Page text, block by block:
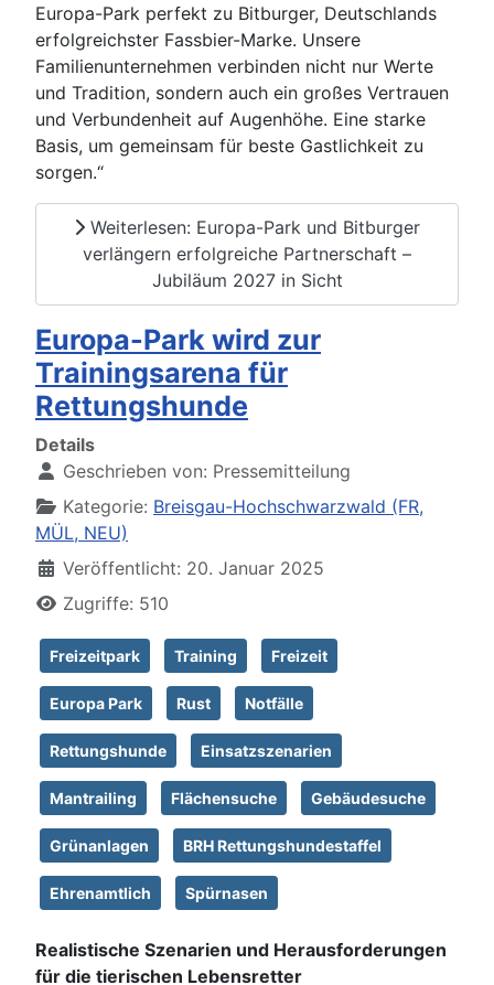
Europa-Park perfekt zu Bitburger, Deutschlands
erfolgreichster Fassbier-Marke. Unsere
Familienunternehmen verbinden nicht nur Werte
und Tradition, sondern auch ein großes Vertrauen
und Verbundenheit auf Augenhöhe. Eine starke
Basis, um gemeinsam für beste Gastlichkeit zu
sorgen.“
Weiterlesen: Europa-Park und Bitburger
verlängern erfolgreiche Partnerschaft –
Jubiläum 2027 in Sicht
Europa-Park wird zur
Trainingsarena für
Rettungshunde
Details
Geschrieben von: Pressemitteilung
Kategorie: Breisgau-Hochschwarzwald (FR,
MÜL, NEU)
Veröffentlicht: 20. Januar 2025
Zugriffe: 510
Freizeitpark Training Freizeit
Europa Park Rust Notfälle
Rettungshunde Einsatzszenarien
Mantrailing Flächensuche Gebäudesuche
Grünanlagen BRH Rettungshundestaffel
Ehrenamtlich Spürnasen
Realistische Szenarien und Herausforderungen
für die tierischen Lebensretter